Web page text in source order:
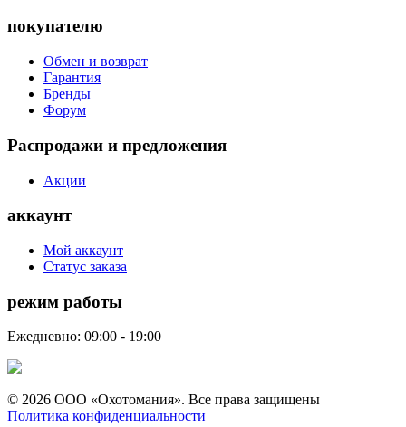
покупателю
Обмен и возврат
Гарантия
Бренды
Форум
Распродажи и предложения
Акции
аккаунт
Мой аккаунт
Статус заказа
режим работы
Ежедневно: 09:00 - 19:00
© 2026 ООО «Охотомания». Все права защищены
Политика конфиденциальности